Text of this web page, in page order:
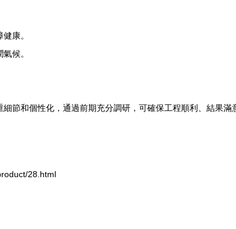
康。
候。
節和個性化，通過前期充分調研，可確保工程順利、結果滿
28.html